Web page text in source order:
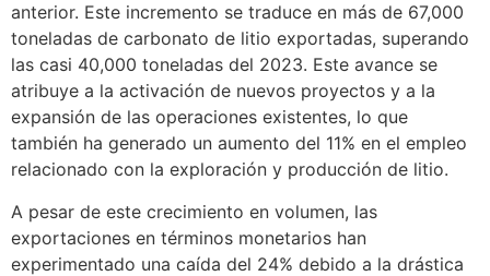
anterior. Este incremento se traduce en más de 67,000
toneladas de carbonato de litio exportadas, superando
las casi 40,000 toneladas del 2023. Este avance se
atribuye a la activación de nuevos proyectos y a la
expansión de las operaciones existentes, lo que
también ha generado un aumento del 11% en el empleo
relacionado con la exploración y producción de litio.
A pesar de este crecimiento en volumen, las
exportaciones en términos monetarios han
experimentado una caída del 24% debido a la drástica